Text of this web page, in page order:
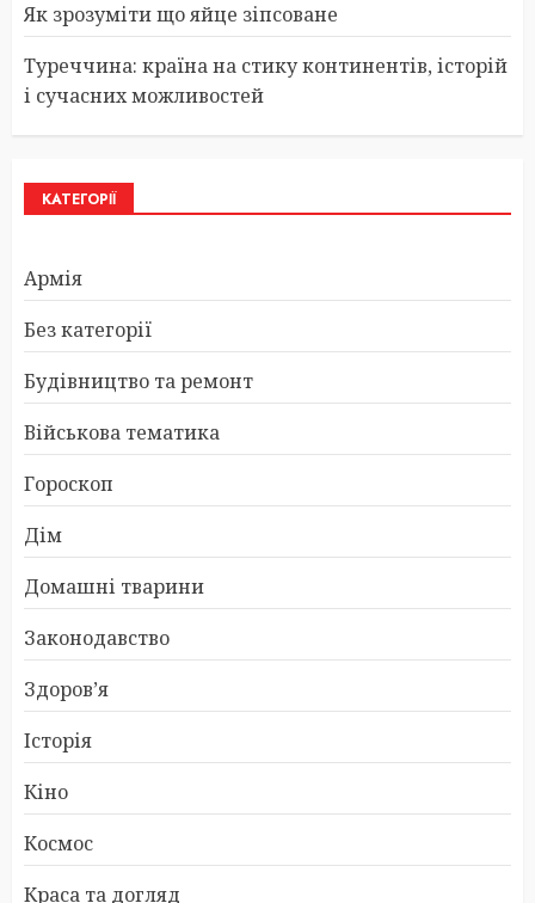
Як зрозуміти що яйце зіпсоване
Туреччина: країна на стику континентів, історій
і сучасних можливостей
КАТЕГОРІЇ
Армія
Без категорії
Будівництво та ремонт
Військова тематика
Гороскоп
Дім
Домашні тварини
Законодавство
Здоров’я
Історія
Кіно
Космос
Краса та догляд